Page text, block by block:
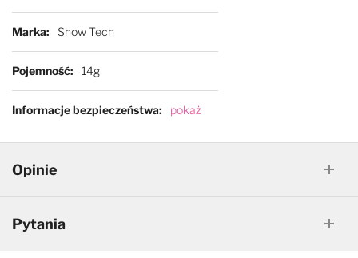
Marka Show Tech
Pojemność 14g
Informacje bezpieczeństwa pokaż
Opinie
Pytania